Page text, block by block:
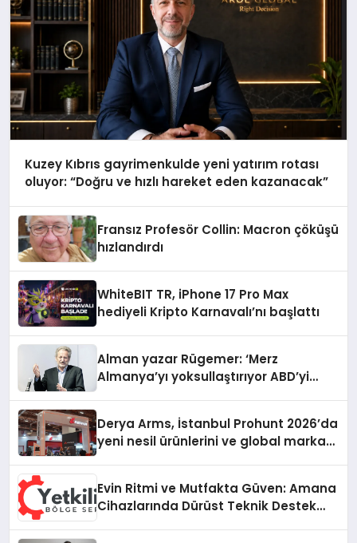
Kuzey Kıbrıs gayrimenkulde yeni yatırım rotası
oluyor: “Doğru ve hızlı hareket eden kazanacak”
Fransız Profesör Collin: Macron çöküşü
hızlandırdı
WhiteBIT TR, iPhone 17 Pro Max
hediyeli Kripto Karnavalı’nı başlattı
Alman yazar Rügemer: ‘Merz
Almanya’yı yoksullaştırıyor ABD’yi
Derya Arms, İstanbul Prohunt 2026’da
yeni nesil ürünlerini ve global marka
Evin Ritmi ve Mutfakta Güven: Amana
Cihazlarında Dürüst Teknik Destek